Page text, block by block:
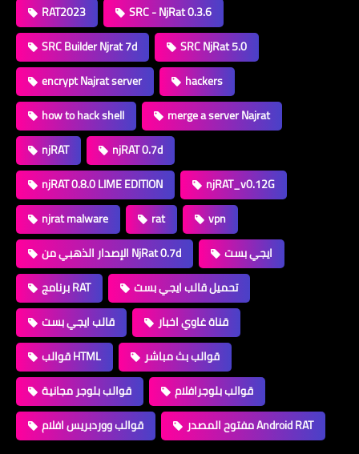
RAT2023
SRC - NjRat 0.3.6
SRC Builder Njrat 7d
SRC NjRat 5.0
encrypt Najrat server
hackers
how to hack shell
merge a server Najrat
njRAT
njRAT 0.7d
njRAT 0.8.0 LIME EDITION
njRAT_v0.12G
njrat malware
rat
vpn
الإصدار الذهبي من NjRat 0.7d
ايجي بست
برنامج RAT
تحميل قالب ايجي بست
قالب ايجي بست
قناة غاوي اخبار
قوالب HTML
قوالب بث مباشر
قوالب بلوجر مجانية
قوالب بلوجرافلام
قوالب ووردبريس افلام
مفتوح المصدر Android RAT